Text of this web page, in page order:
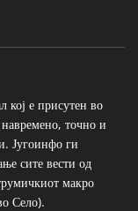
кој е присутен во
точно и
Југоинфо ги
сите вести од
макро
Село).